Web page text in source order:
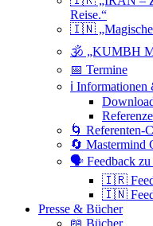
Reise.“
🇮🇳
🕉 „KUMBH
📅 Termine
ℹ️
🌀 Referenten-
🔄 Mastermind
🗣 Feedback zu
🇮🇷
🇮🇳
Presse & Bücher
📖 Bücher